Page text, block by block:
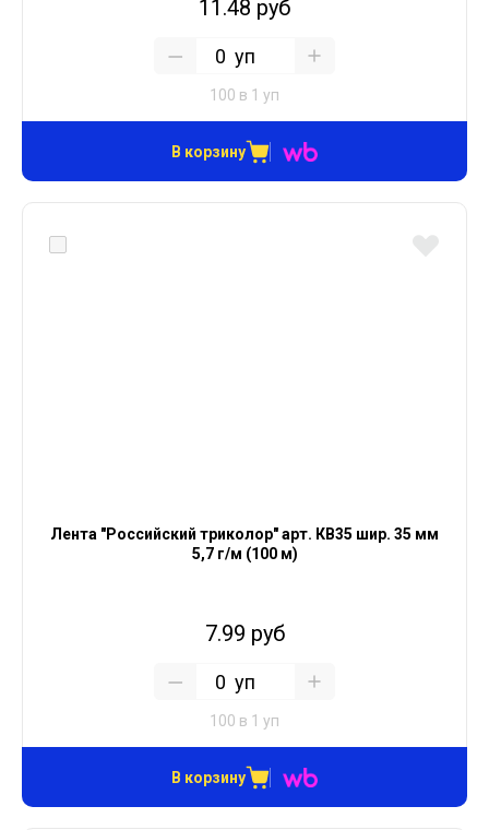
11.48 руб
уп
100 в 1 уп
В корзину
Лента "Российский триколор" арт. КВ35 шир. 35 мм
5,7 г/м (100 м)
7.99 руб
уп
100 в 1 уп
В корзину